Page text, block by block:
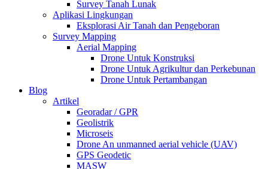
Survey Tanah Lunak
Aplikasi Lingkungan
Eksplorasi Air Tanah dan Pengeboran
Survey Mapping
Aerial Mapping
Drone Untuk Konstruksi
Drone Untuk Agrikultur dan Perkebunan
Drone Untuk Pertambangan
Blog
Artikel
Georadar / GPR
Geolistrik
Microseis
Drone An unmanned aerial vehicle (UAV)
GPS Geodetic
MASW